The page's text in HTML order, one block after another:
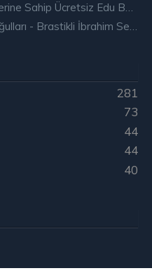
5 Adet Yüksek DA/PA Değerine Sahip Ücretsiz Edu Backlink
Munzur Dağlarında Gülabioğulları - Brastikli İbrahim Sevindik
281
73
44
44
40